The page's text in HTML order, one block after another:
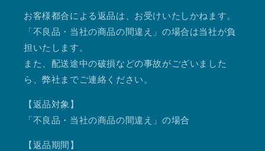
お客様都合による返品は、お受けいたしかねます。
「不良品・当社の商品の間違え」の場合は当社が負
担いたします。
また、配送途中の破損などの事故がございました
ら、弊社までご連絡ください。
【返品対象】
「不良品・当社の商品の間違え」の場合
【返品期間】